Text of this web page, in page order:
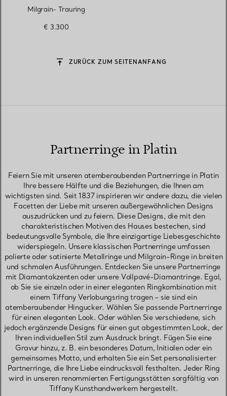
Milgrain- Trauring
€ 3.300
ZURÜCK ZUM SEITENANFANG
Partnerringe in Platin
Feiern Sie mit unseren atemberaubenden Partnerringe in Platin
Ihre bessere Hälfte und die Beziehungen, die Ihnen am
wichtigsten sind. Seit 1837 inspirieren wir andere dazu, die vielen
Facetten der Liebe mit unseren außergewöhnlichen Designs
auszudrücken und zu feiern. Diese Designs, die mit den
charakteristischen Motiven des Hauses bestechen, sind
bedeutungsvolle Symbole, die Ihre einzigartige Liebesgeschichte
widerspiegeln. Unsere klassischen Partnerringe umfassen
polierte oder satinierte Metallringe und Milgrain-Ringe in breiten
und schmalen Ausführungen. Entdecken Sie unsere Partnerringe
mit Diamantakzenten oder unsere Vollpavé-Diamantringe. Egal,
ob Sie sie einzeln oder in einer eleganten Ringkombination mit
einem Tiffany Verlobungsring tragen – sie sind ein
atemberaubender Hingucker. Wählen Sie passende Partnerringe
für einen eleganten Look. Oder wählen Sie verschiedene, sich
jedoch ergänzende Designs für einen gut abgestimmten Look, der
Ihren individuellen Stil zum Ausdruck bringt. Fügen Sie eine
Gravur hinzu, z. B. ein besonderes Datum, Initialen oder ein
gemeinsames Motto, und erhalten Sie ein Set personalisierter
Partnerringe, die Ihre Liebe eindrucksvoll festhalten. Jeder Ring
wird in unseren renommierten Fertigungsstätten sorgfältig von
Tiffany Kunsthandwerkern hergestellt.